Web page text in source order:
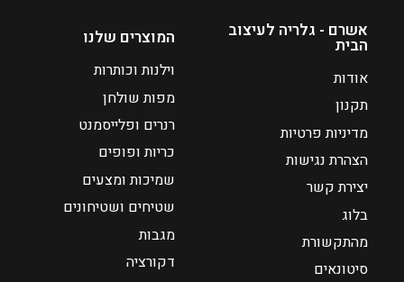
המוצרים שלנו
וילנות וכותרות
מפות שולחן
רנרים ופלייסמנט
כריות ופופים
שמיכות ומצעים
שטיחים ושטיחונים
מגבות
דקורציה
אשרם - גלריה לעיצוב
הבית
אודות
תקנון
מדיניות פרטיות
הצהרת נגישות
יצירת קשר
בלוג
מהתקשורת
סיטונאים